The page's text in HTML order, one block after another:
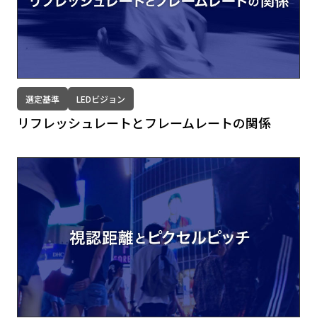
選定基準 LEDビジョン
リフレッシュレートとフレームレートの関係